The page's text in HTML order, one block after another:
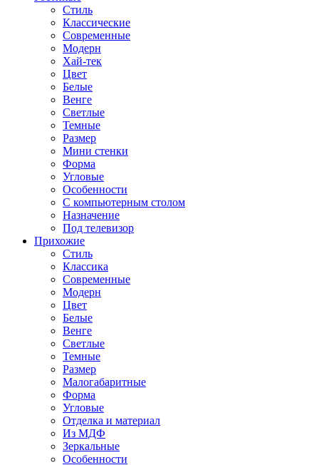
Стиль
Классические
Современные
Модерн
Хай-тек
Цвет
Белые
Венге
Светлые
Темные
Размер
Мини стенки
Форма
Угловые
Особенности
С компьютерным столом
Назначение
Под телевизор
Прихожие
Стиль
Классика
Современные
Модерн
Цвет
Белые
Венге
Светлые
Темные
Размер
Малогабаритные
Форма
Угловые
Отделка и материал
Из МДФ
Зеркальные
Особенности